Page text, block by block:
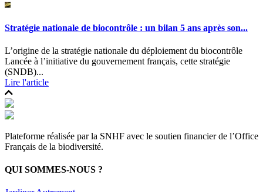
Stratégie nationale de biocontrôle : un bilan 5 ans après son...
L’origine de la stratégie nationale du déploiement du biocontrôle
Lancée à l’initiative du gouvernement français, cette stratégie
(SNDB)...
Lire l'article
Plateforme réalisée par la SNHF avec le soutien financier de l’Office
Français de la biodiversité.
QUI SOMMES-NOUS ?